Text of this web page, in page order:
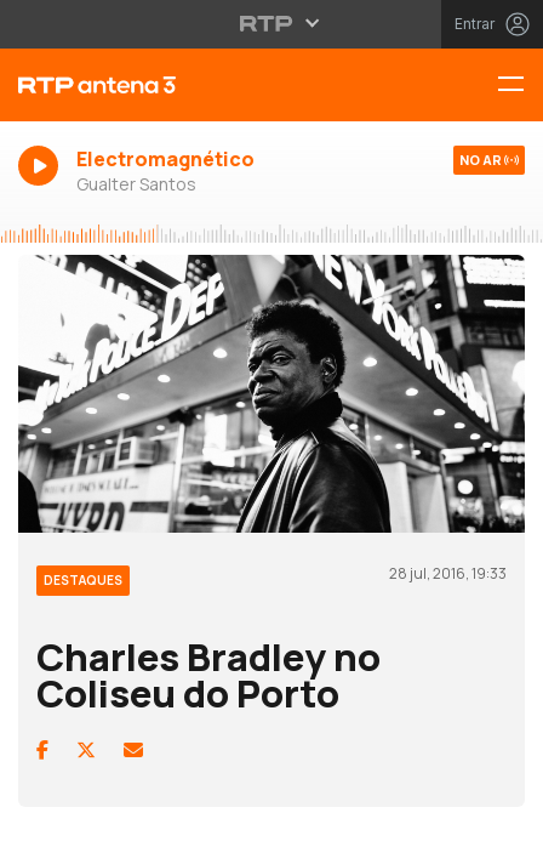
Entrar
Electromagnético
Gualter Santos
NO AR
DESTAQUES 28 jul, 2016, 19:33
Charles Bradley no
Coliseu do Porto